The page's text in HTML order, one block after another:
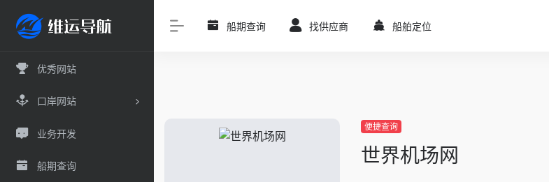
优秀网站
口岸网站
业务开发
船期查询
船期查询 找供应商 船舶定位
便捷查询
世界机场网